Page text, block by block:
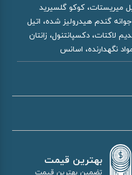
میریستات، کوکو گلسیرید
گندم هیدرولیز شده، اتیل
لاکتات، دکسپانتنول، زانتان
نگهدارنده، اسانس
بهترین قیمت
تضمین بهترین قیمت